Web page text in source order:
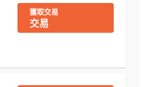
獲取交易
交易